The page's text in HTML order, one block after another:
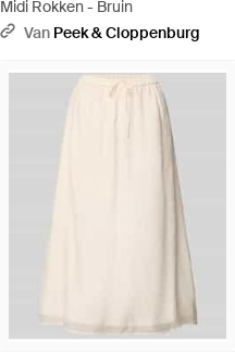
Midi Rokken - Bruin
Van Peek & Cloppenburg